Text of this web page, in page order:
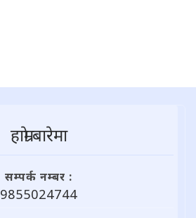
हाम्राे बारेमा
सम्पर्क नम्बर :
9855024744